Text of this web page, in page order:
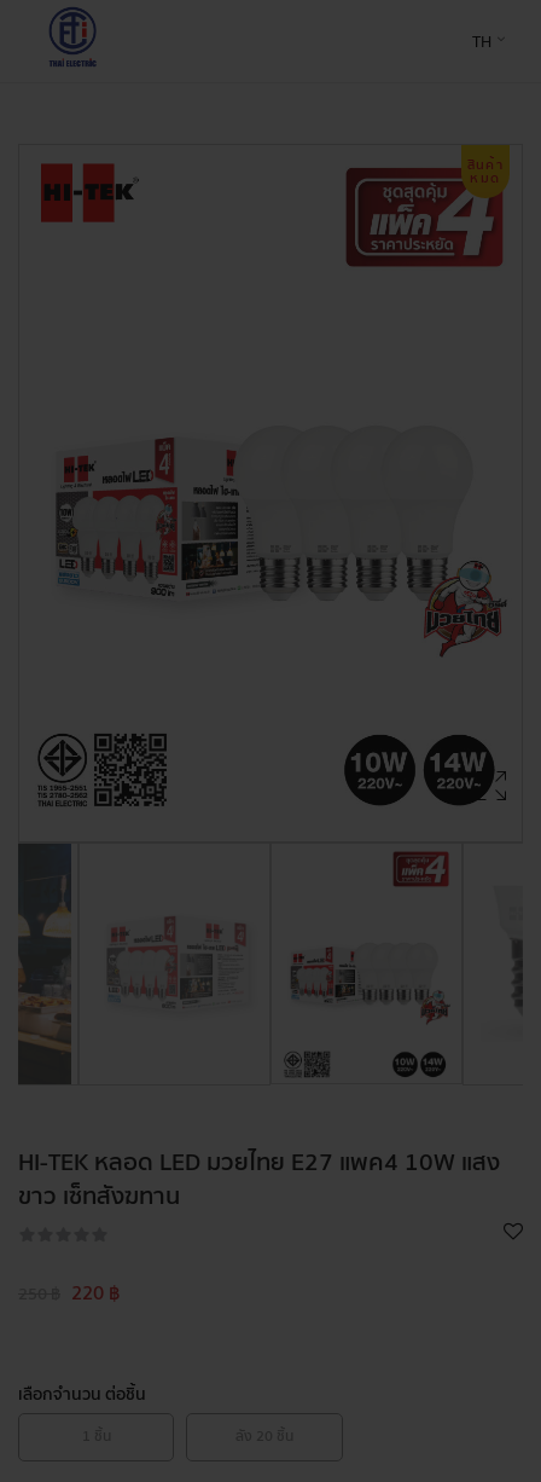
TH
สินค้า
หมด
HI-TEK หลอด LED มวยไทย E27 แพค4 10W แสง
ขาว เซ็ทสังฆทาน
220 ฿
เลือกจำนวน ต่อชิ้น